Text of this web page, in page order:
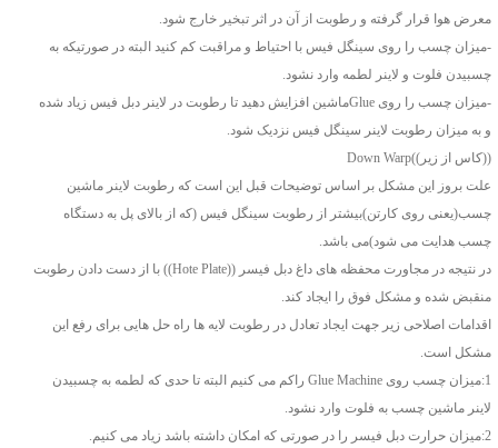
معرض هوا قرار گرفته و رطوبت از آن در اثر تبخیر خارج شود.
-میزان چسب را روی سینگل فیس با احتیاط و مراقبت کم کنید البته در صورتیکه به
چسبیدن فلوت و لاینر لطمه وارد نشود.
-میزان چسب را روی Glueماشین افزایش دهید تا رطوبت در لاینر دبل فیس زیاد شده
و به میزان رطوبت لاینر سینگل فیس نزدیک شود.
((کاس از زیر))Down Warp
علت بروز این مشکل بر اساس توضیحات قبل این است که رطوبت لاینر ماشین
چسب(یعنی روی کارتن)بیشتر از رطوبت سینگل فیس (که از بالای پل به دستگاه
چسب هدایت می شود)می باشد.
در نتیجه در مجاورت محفظه های داغ دبل فیسر ((Hote Plate)) با از دست دادن رطوبت
منقبض شده و مشکل فوق را ایجاد کند.
اقدامات اصلاحی زیر جهت ایجاد تعادل در رطوبت لایه ها راه حل هایی برای رفع این
مشکل است.
1:میزان چسب روی Glue Machine راکم می کنیم البته تا حدی که لطمه به چسبیدن
لاینر ماشین چسب به فلوت وارد نشود.
2:میزان حرارت دبل فیسر را در صورتی که امکان داشته باشد زیاد می کنیم.